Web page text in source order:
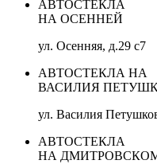
АВТОСТЕКЛА
НА ОСЕННЕЙ
ул. Осенняя, д.29 с7
АВТОСТЕКЛА НА
ВАСИЛИЯ
ул. Василия
АВТОСТЕКЛА
НА